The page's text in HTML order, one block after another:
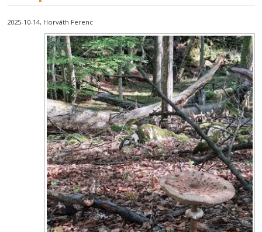
2025-10-14 Horváth Ferenc